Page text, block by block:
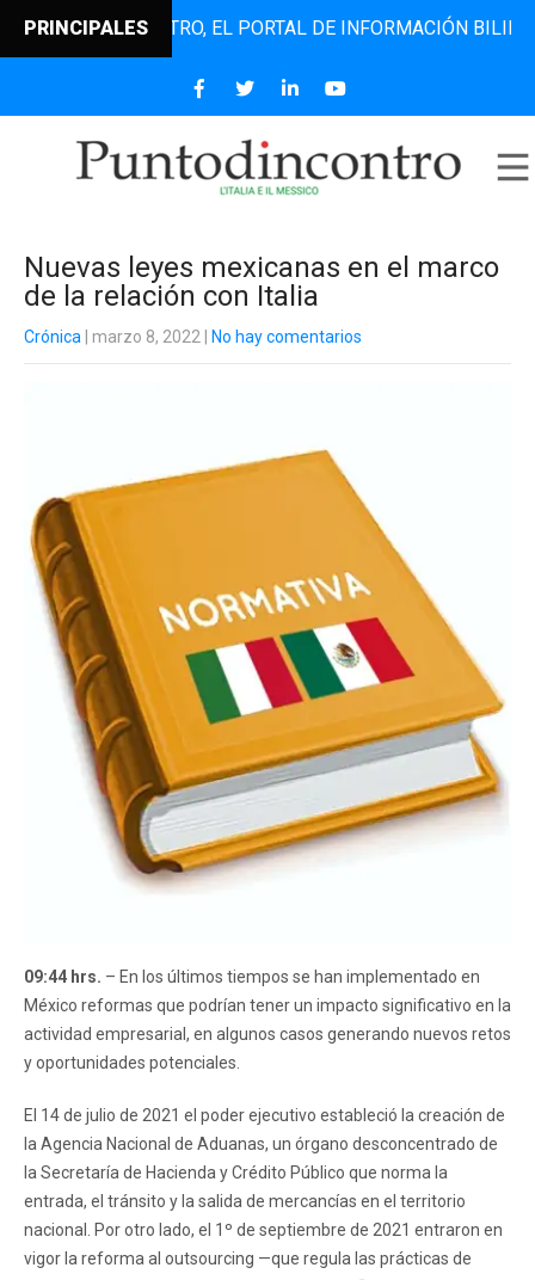
PRINCIPALES EL PORTAL DE INFORMACIÓN BILINGÜE
Nuevas leyes mexicanas en el marco
de la relación con Italia
Crónica | marzo 8, 2022 No hay comentarios
09:44 hrs. – En los últimos tiempos se han implementado en
México reformas que podrían tener un impacto significativo en la
actividad empresarial, en algunos casos generando nuevos retos
y oportunidades potenciales.
El 14 de julio de 2021 el poder ejecutivo estableció la creación de
la Agencia Nacional de Aduanas, un órgano desconcentrado de
la Secretaría de Hacienda y Crédito Público que norma la
entrada, el tránsito y la salida de mercancías en el territorio
nacional. Por otro lado, el 1º de septiembre de 2021 entraron en
vigor la reforma al outsourcing —que regula las prácticas de